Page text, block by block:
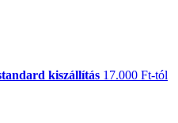
kiszállítás 17.000 Ft-tól